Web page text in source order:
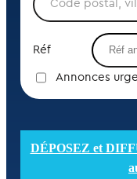
Réf
Annonces
DÉPOSEZ et